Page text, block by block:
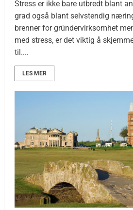
Stress er ikke bare utbredt blant
grad også blant selvstendig
brenner for gründervirksomhet
med stress, er det viktig å
til....
LES MER